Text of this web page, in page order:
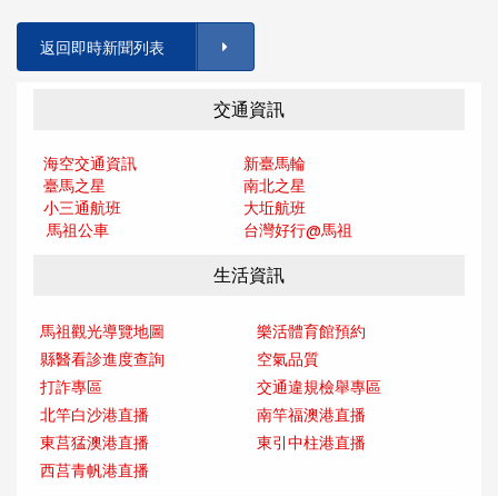
返回即時新聞列表
交通資訊
海空交通資訊
新臺馬輪
臺馬之星
南北之星
小三通航班
大坵航班
馬祖公車
台灣好行@馬祖
生活資訊
馬祖觀光導覽地圖
樂活體育館預約
縣醫看診進度查詢
空氣品質
打詐專區
交通違規檢舉專區
北竿白沙港直播
南竿福澳港直播
東莒猛澳港直播
東引中柱港直播
西莒青帆港直播